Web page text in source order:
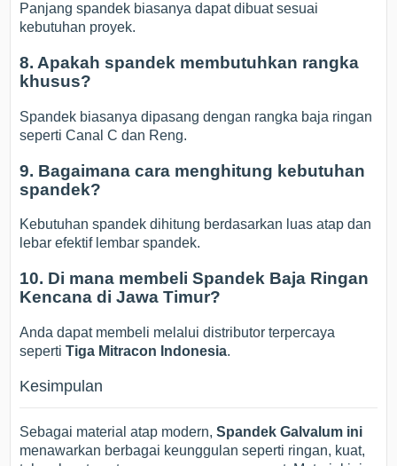
Panjang spandek biasanya dapat dibuat sesuai
kebutuhan proyek.
8. Apakah spandek membutuhkan rangka
khusus?
Spandek biasanya dipasang dengan rangka baja ringan
seperti Canal C dan Reng.
9. Bagaimana cara menghitung kebutuhan
spandek?
Kebutuhan spandek dihitung berdasarkan luas atap dan
lebar efektif lembar spandek.
10. Di mana membeli Spandek Baja Ringan
Kencana di Jawa Timur?
Anda dapat membeli melalui distributor terpercaya
sepertiTiga Mitracon Indonesia.
Kesimpulan
Sebagai material atap modern,Spandek Galvalum ini
menawarkan berbagai keunggulan seperti ringan, kuat,